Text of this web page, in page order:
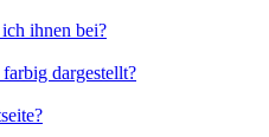
ihnen bei?
dargestellt?